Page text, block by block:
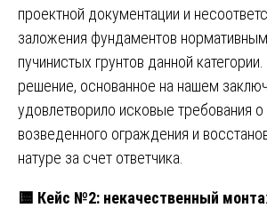
проектной документации и
заложения фундаментов
пучинистых грунтов данной
решение, основанное на нашем
удовлетворило исковые требования
возведенного ограждения и
натуре за счет ответчика.
🟨 Кейс №2: некачественный